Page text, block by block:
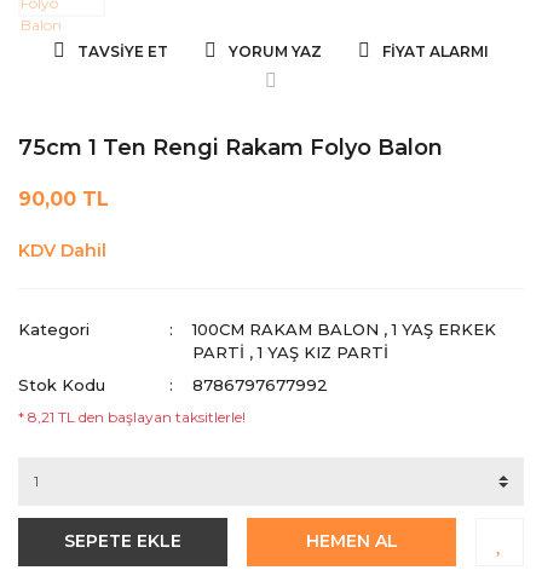
TAVSIYE ET YORUM YAZ FIYAT ALARMI
75cm 1 Ten Rengi Rakam Folyo Balon
90,00 TL
KDV Dahil
Kategori 100CM RAKAM BALON ,1 YAŞ ERKEK
PARTI ,1 YAŞ KIZ PARTI
Stok Kodu
8786797677992
* 8,21 TL den başlayan taksitlerle!
SEPETE EKLE HEMEN AL